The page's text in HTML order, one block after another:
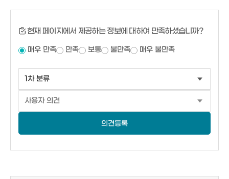
현재 페이지에서 제공하는 정보에 대하여 만족하셨습니까?
매우 만족 만족 보통 불만족 매우 불만족
의견등록